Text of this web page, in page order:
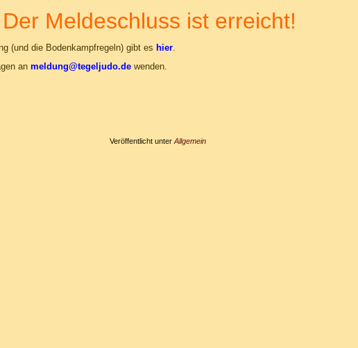
Der Meldeschluss ist erreicht!
(und die Bodenkampfregeln) gibt es hier.
an meldung@tegeljudo.dewenden.
Veröffentlicht unter Allgemein